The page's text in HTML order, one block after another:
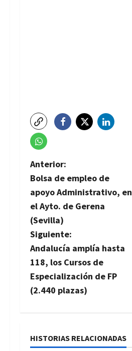
N
a
v
e
g
a
c
ó
Anterior:
Bolsa de empleo de
apoyo Administrativo, en
el Ayto. de Gerena
(Sevilla)
Siguiente:
Andalucía amplía hasta
118, los Cursos de
Especialización de FP
(2.440 plazas)
HISTORIAS RELACIONADAS